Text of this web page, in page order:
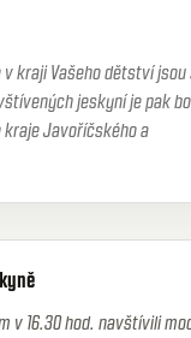
kraji Vašeho dětství
jeskyní je pak
Javoříčského a
v 16.30 hod. navštívili